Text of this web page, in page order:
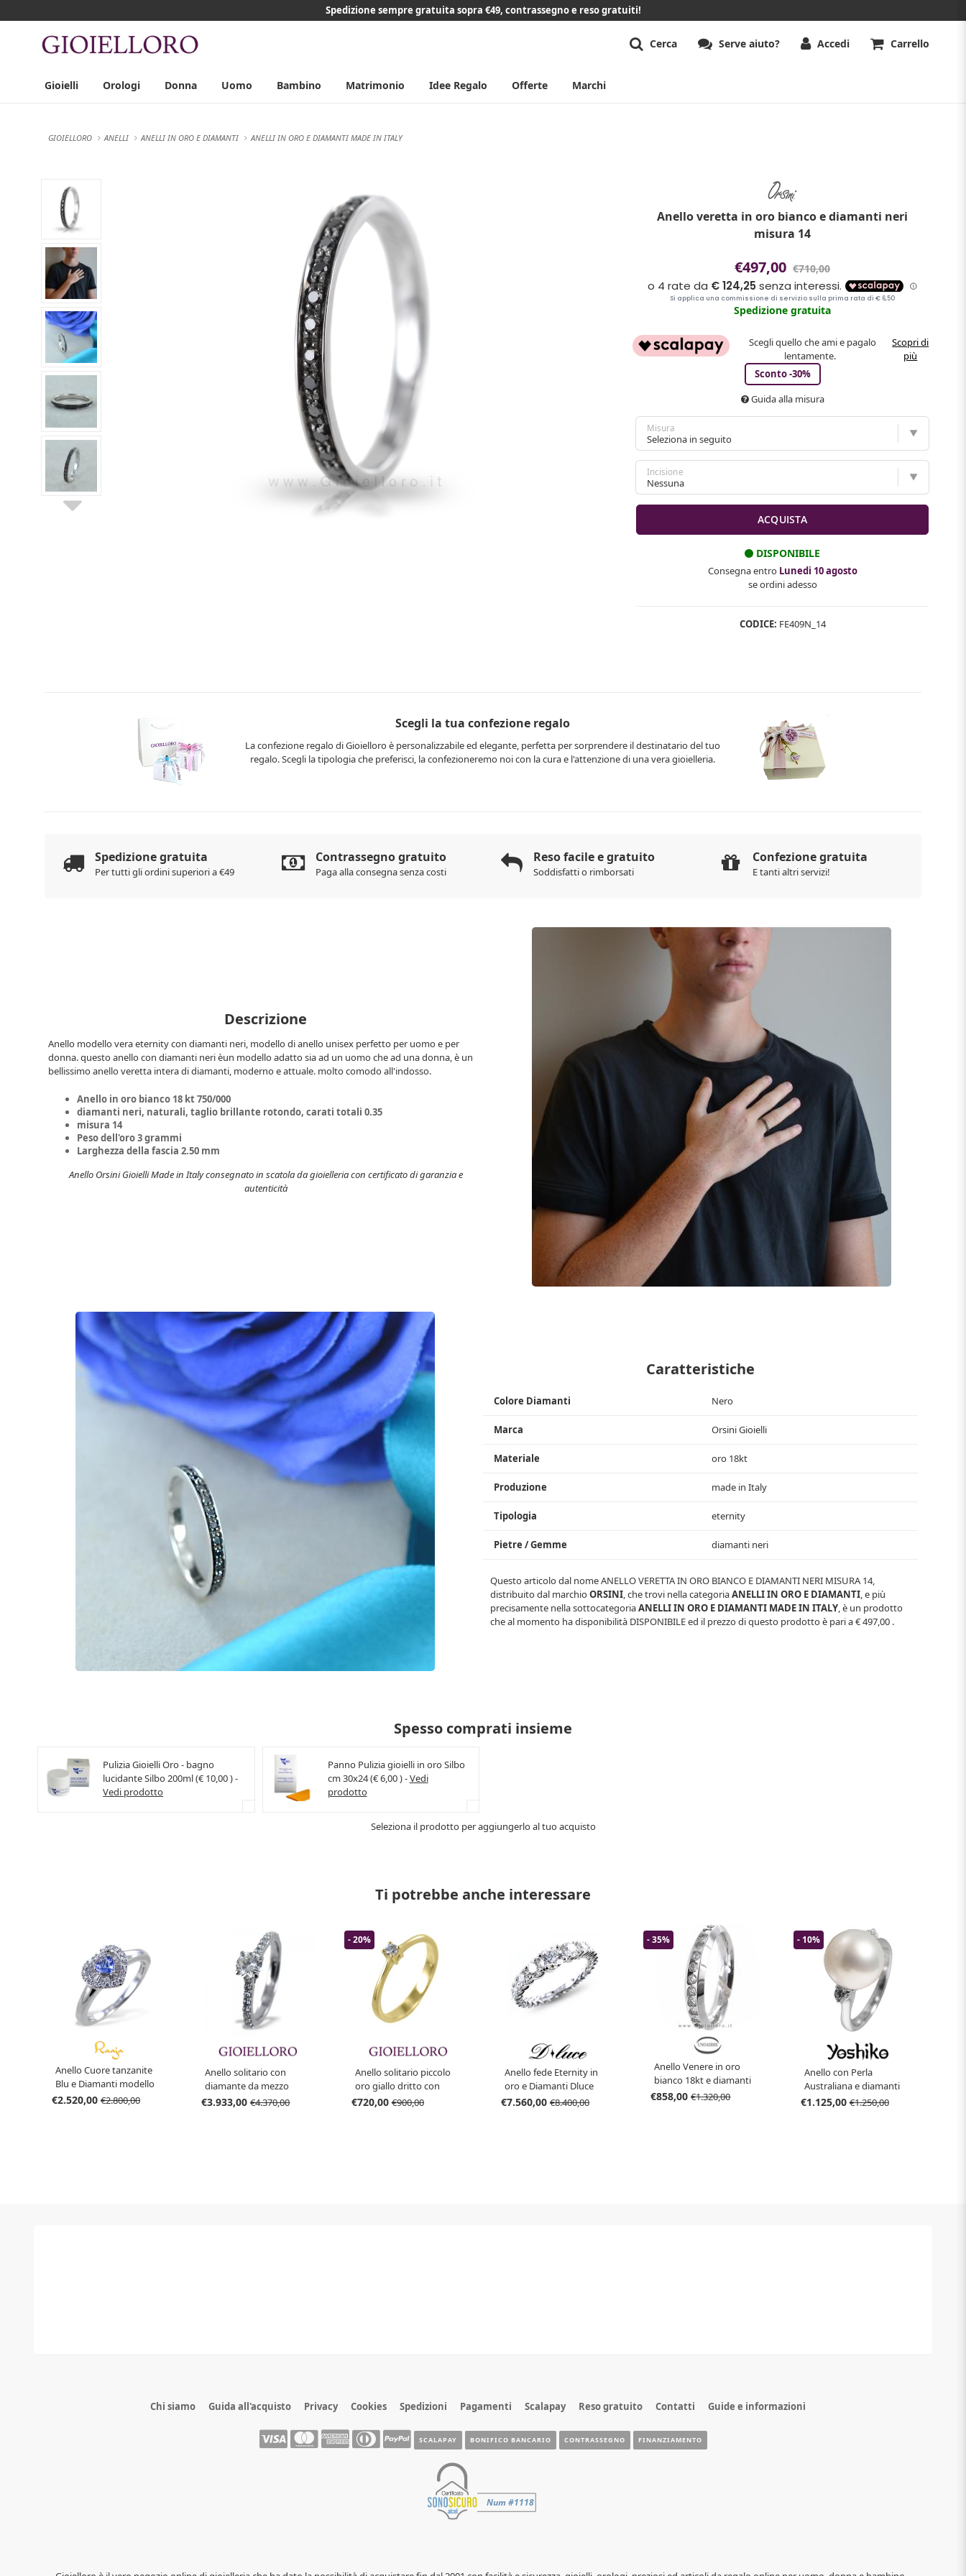
Spedizione sempre gratuita sopra €49, contrassegno e reso gratuiti!
Cerca Serve aiuto? Accedi Carrello
Gioielli Orologi Donna Uomo Bambino Matrimonio Idee Regalo Offerte Marchi
GIOIELLORO ANELLI ANELLI IN ORO E DIAMANTI ANELLI IN ORO E DIAMANTI MADE IN ITALY
Anello veretta in oro bianco e diamanti neri
misura 14
€497,00 €710,00
Spedizione gratuita
Scegli quello che ami e pagalo
lentamente.
Scopri di
più
Sconto -30%
Guida alla misura
Misura
Incisione
DISPONIBILE
Consegna entro Lunedi 10 agosto
se ordini adesso
CODICE: FE409N_14
Scegli la tua confezione regalo
La confezione regalo di Gioielloro è personalizzabile ed elegante, perfetta per sorprendere il destinatario del tuo
regalo. Scegli la tipologia che preferisci, la confezioneremo noi con la cura e l'attenzione di una vera gioielleria.
Spedizione gratuita
Per tutti gli ordini superiori a €49
Contrassegno gratuito
Paga alla consegna senza costi
Reso facile e gratuito
Soddisfatti o rimborsati
Confezione gratuita
E tanti altri servizi!
Descrizione
Anello modello vera eternity con diamanti neri, modello di anello unisex perfetto per uomo e per
donna. questo anello con diamanti neri èun modello adatto sia ad un uomo che ad una donna, è un
bellissimo anello veretta intera di diamanti, moderno e attuale. molto comodo all'indosso.
Anello in oro bianco 18 kt 750/000
diamanti neri, naturali, taglio brillante rotondo, carati totali 0.35
misura 14
Peso dell'oro 3 grammi
Larghezza della fascia 2.50 mm
Anello Orsini Gioielli Made in Italy consegnato in scatola da gioielleria con certificato di garanzia e
autenticità
Caratteristiche
Colore Diamanti Nero
Marca Orsini Gioielli
Materiale oro 18kt
Produzione made in Italy
Tipologia eternity
Pietre / Gemme diamanti neri
Questo articolo dal nomeANELLO VERETTA IN ORO BIANCO E DIAMANTI NERI MISURA 14,
distribuito dal marchioORSINI , che trovi nella categoriaANELLI IN ORO E DIAMANTI , e più
precisamente nella sottocategoriaANELLI IN ORO E DIAMANTI MADE IN ITALY , è un prodotto
che al momento ha disponibilità DISPONIBILEed il prezzo di questo prodotto è pari a€ 497,00 .
Spesso comprati insieme
Pulizia Gioielli Oro - bagno
lucidante Silbo 200ml (€ 10,00 ) -
Vedi prodotto
Panno Pulizia gioielli in oro Silbo
cm 30x24 (€ 6,00 ) -Vedi
prodotto
Seleziona il prodotto per aggiungerlo al tuo acquisto
Ti potrebbe anche interessare
Anello Cuore tanzanite
Blu e Diamanti modello
Tanzanja
€2.520,00 €2.800,00
Anello solitario con
diamante da mezzo
carato e diamanti sul
€3.933,00€4.370,00
- 20%
Anello solitario piccolo
oro giallo dritto con
diamante 0.07 carati
€720,00€900,00
Anello fede Eternity in
oro e Diamanti Dluce
collezione Grace
€7.560,00 €8.400,00
- 35%
Anello Venere in oro
bianco 18kt e diamanti
0.60ct mis 15
€858,00€1.320,00
- 10%
Anello con Perla
Australiana e diamanti
sul gambo
€1.125,00€1.250,00
Chi siamo Guida all'acquisto Privacy Cookies Spedizioni Pagamenti Scalapay Reso gratuito Contatti Guide e informazioni
SCALAPAY BONIFICO BANCARIO CONTRASSEGNO FINANZIAMENTO